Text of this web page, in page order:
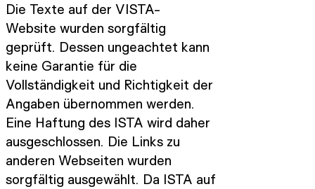
Die Texte auf der VISTA-
Website wurden sorgfältig
geprüft. Dessen ungeachtet kann
keine Garantie für die
Vollständigkeit und Richtigkeit der
Angaben übernommen werden.
Eine Haftung des ISTA wird daher
ausgeschlossen. Die Links zu
anderen Webseiten wurden
sorgfältig ausgewählt. Da ISTA auf